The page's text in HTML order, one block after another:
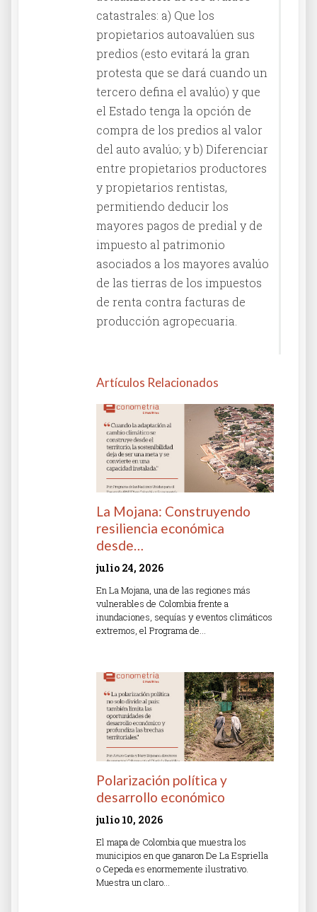
catastrales: a) Que los
propietarios autoavalúen sus
predios (esto evitará la gran
protesta que se dará cuando un
tercero defina el avalúo) y que
el Estado tenga la opción de
compra de los predios al valor
del auto avalúo; y b) Diferenciar
entre propietarios productores
y propietarios rentistas,
permitiendo deducir los
mayores pagos de predial y de
impuesto al patrimonio
asociados a los mayores avalúo
de las tierras de los impuestos
de renta contra facturas de
producción agropecuaria.
Artículos Relacionados
La Mojana: Construyendo
resiliencia económica
desde…
julio 24, 2026
En La Mojana, una de las regiones más
vulnerables de Colombia frente a
inundaciones, sequías y eventos climáticos
extremos, el Programa de…
Polarización política y
desarrollo económico
julio 10, 2026
El mapa de Colombia que muestra los
municipios en que ganaron De La Espriella
o Cepeda es enormemente ilustrativo.
Muestra un claro…